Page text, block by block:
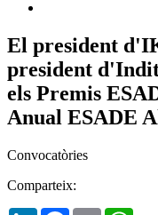
El president
president
els Premis
Anual ESADE
Convocatòries
Comparteix: